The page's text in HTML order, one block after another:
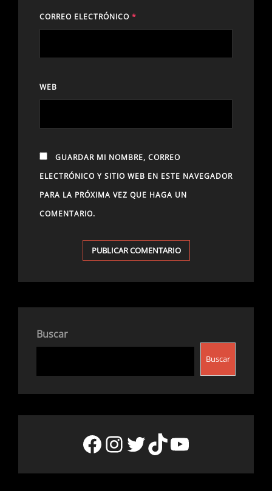
CORREO ELECTRÓNICO *
WEB
GUARDAR MI NOMBRE, CORREO
ELECTRÓNICO Y SITIO WEB EN ESTE NAVEGADOR
PARA LA PRÓXIMA VEZ QUE HAGA UN
COMENTARIO.
Buscar
Buscar
Facebook
Instagram
Twitter
TikTok
YouTube